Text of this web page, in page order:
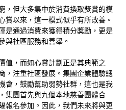
，但大多集中於消費換取獎賞的模
賞以來，這一模式似乎有所改善。
是通過消費來獲得積分獎勵，更是
與社區服務和善舉。
值，而如心賞計劃正是其典範之
，注重社區發展。集團企業體驗總
會，鼓勵幫助弱勢社群，這也是我
集團首先與九個本地慈善團體合
報名參加。因此，我們未來將與更